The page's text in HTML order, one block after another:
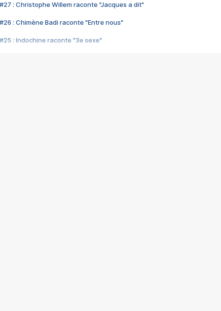
#27 : Christophe Willem raconte "Jacques a dit"
#26 : Chimène Badi raconte "Entre nous"
#25 : Indochine raconte "3e sexe"